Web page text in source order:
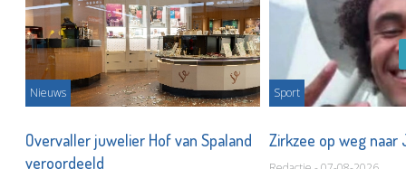
Nieuws
Overvaller juwelier Hof van Spaland
veroordeeld
Sport
Zirkzee op weg